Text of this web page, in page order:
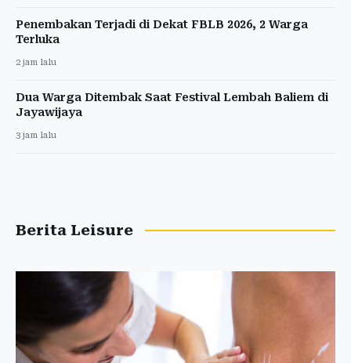
Penembakan Terjadi di Dekat FBLB 2026, 2 Warga
Terluka
2 jam lalu
Dua Warga Ditembak Saat Festival Lembah Baliem di
Jayawijaya
3 jam lalu
Berita Leisure